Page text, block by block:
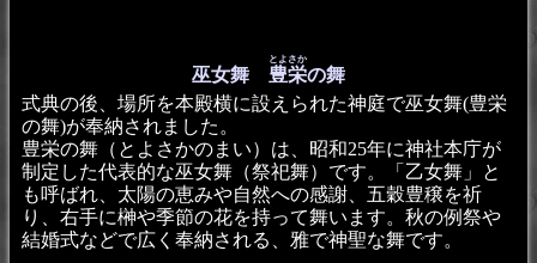
巫女舞 豊栄
とよさか
の舞
式典の後、場所を本殿横に設えられた神庭で巫女舞(豊栄
の舞)が奉納されました。
豊栄の舞（とよさかのまい）は、昭和25年に神社本庁が
制定した代表的な巫女舞（祭祀舞）です。「乙女舞」と
も呼ばれ、太陽の恵みや自然への感謝、五穀豊穣を祈
り、右手に榊や季節の花を持って舞います。秋の例祭や
結婚式などで広く奉納される、雅で神聖な舞です。